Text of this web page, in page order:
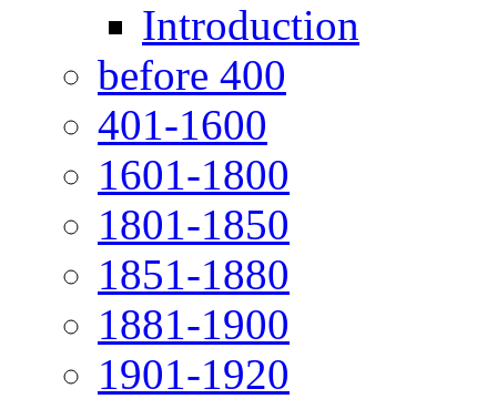
Introduction
before 400
401-1600
1601-1800
1801-1850
1851-1880
1881-1900
1901-1920